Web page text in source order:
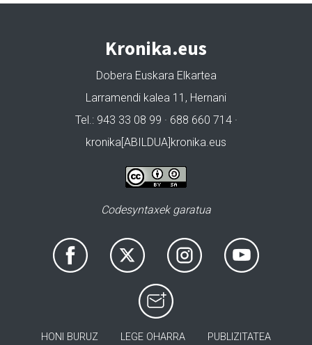
Kronika.eus
Dobera Euskara Elkartea
Larramendi kalea 11, Hernani
Tel.: 943 33 08 99 · 688 660 714 ·
kronika[ABILDUA]kronika.eus
Codesyntaxek garatua
HONI BURUZ LEGE OHARRA PUBLIZITATEA